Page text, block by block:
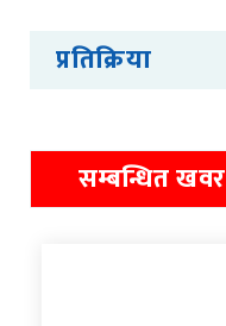
प्रतिक्रिया
सम्बन्धित खवर